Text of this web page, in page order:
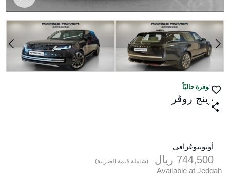
منوفرة حاليّاً
رينج روڤر
أوتوبيوغرافي
744,500 ريال‎ (شاملة قيمة الضريبة)
Available at Jeddah